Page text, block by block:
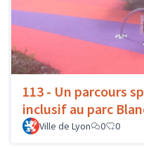
113 - Un parcours
inclusif au parc
Ville de Lyon 0 0